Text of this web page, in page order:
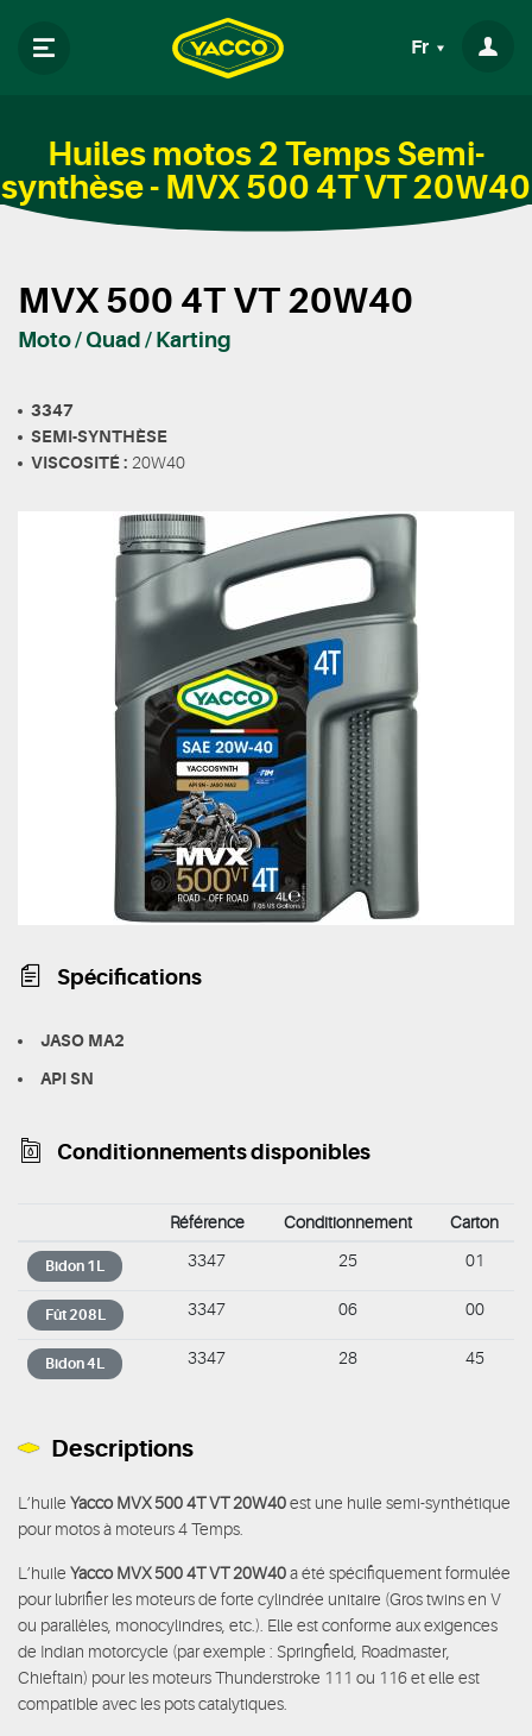
Fr
Huiles motos 2 Temps Semi-
synthèse - MVX 500 4T VT 20W40
MVX 500 4T VT 20W40
Moto / Quad / Karting
3347
SEMI-SYNTHÈSE
VISCOSITÉ : 20W40
Spécifications
JASO MA2
API SN
Conditionnements disponibles
Référence Conditionnement Carton
Bidon 1L 3347 25 01
Fût 208L 3347 06 00
Bidon 4L 3347 28 45
Descriptions
L’huile Yacco MVX 500 4T VT 20W40est une huile semi-synthétique
pour motos à moteurs 4 Temps.
L’huile Yacco MVX 500 4T VT 20W40a été spécifiquement formulée
pour lubrifier les moteurs de forte cylindrée unitaire (Gros twins en V
ou parallèles, monocylindres, etc.). Elle est conforme aux exigences
de Indian motorcycle (par exemple : Springfield, Roadmaster,
Chieftain) pour les moteurs Thunderstroke 111 ou 116 et elle est
compatible avec les pots catalytiques.